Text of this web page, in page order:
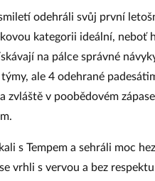
odehráli svůj první
kategorii ideální, neboť
na pálce správné
ale 4 odehrané
zvláště v poobědovém
s Tempem a sehráli moc
vrhli s vervou a bez